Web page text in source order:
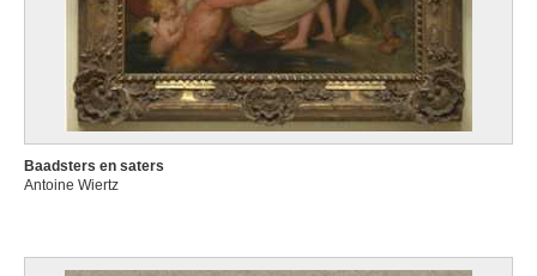
Baadsters en saters
Antoine Wiertz